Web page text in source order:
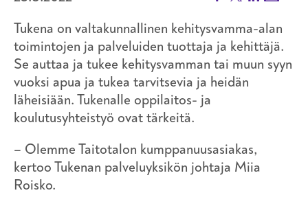
Tukena on valtakunnallinen kehitysvamma-alan
toimintojen ja palveluiden tuottaja ja kehittäjä.
Se auttaa ja tukee kehitysvamman tai muun syyn
vuoksi apua ja tukea tarvitsevia ja heidän
läheisiään. Tukenalle oppilaitos- ja
koulutusyhteistyö ovat tärkeitä.
– Olemme Taitotalon kumppanuusasiakas,
kertoo Tukenan palveluyksikön johtaja Miia
Roisko.